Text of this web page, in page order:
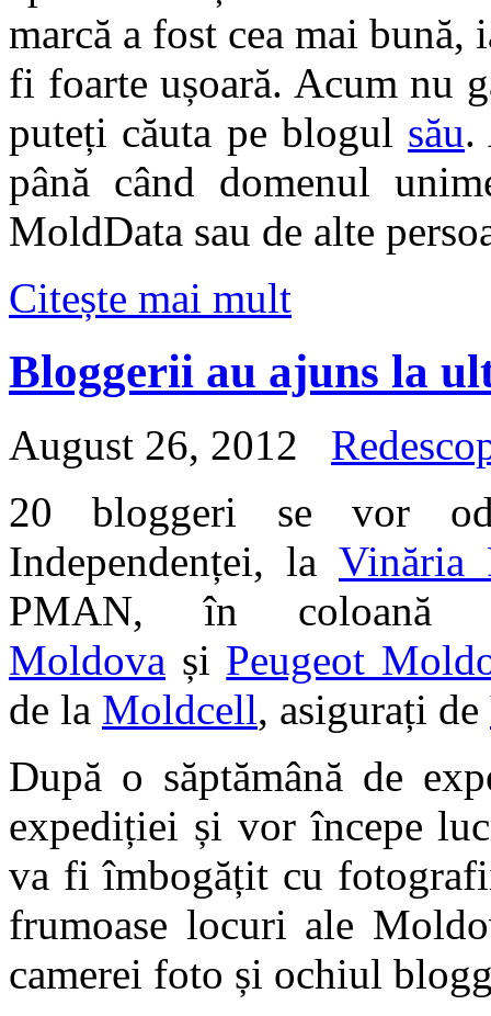
marcă a fost cea mai
fi foarte ușoară. Acum nu
puteți căuta pe blogul său.
până când domenul
MoldData sau de alte
Citește mai mult
Bloggerii au ajuns la
August 26, 2012
20 bloggeri se vor
Independenței, la Vinăria
PMAN, în
Moldova și Peugeot
de la Moldcell, asigurați de
După o săptămână de
expediției și vor începe
va fi îmbogățit cu
frumoase locuri ale
camerei foto și ochiul